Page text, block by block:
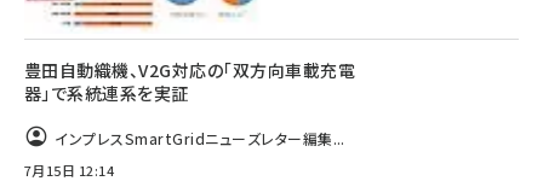
豊田自動織機、V2G対応の「双方向車載充電
器」で系統連系を実証
インプレスSmartGridニューズレター編集...
7月15日 12:14